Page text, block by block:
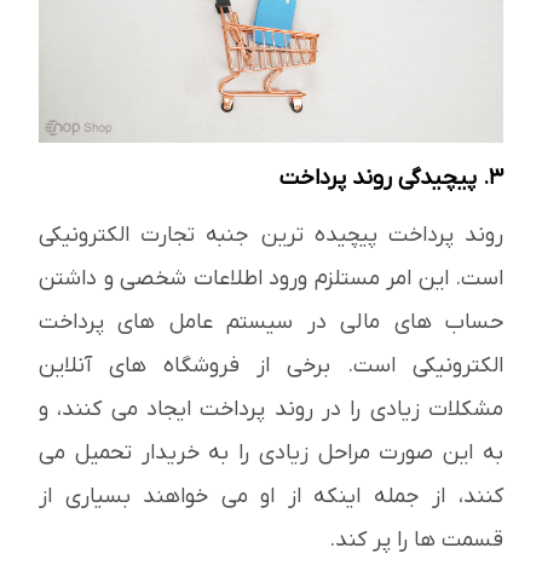
3. پیچیدگی روند پرداخت
روند پرداخت پیچیده ترین جنبه تجارت الکترونیکی
است. این امر مستلزم ورود اطلاعات شخصی و داشتن
حساب های مالی در سیستم عامل های پرداخت
الکترونیکی است. برخی از فروشگاه های آنلاین
مشکلات زیادی را در روند پرداخت ایجاد می کنند، و
به این صورت مراحل زیادی را به خریدار تحمیل می
کنند، از جمله اینکه از او می خواهند بسیاری از
قسمت ها را پر کند.